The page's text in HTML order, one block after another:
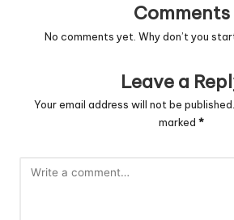
Comments
No comments yet. Why don’t you
Leave a
Your email address will not be published.
marked *